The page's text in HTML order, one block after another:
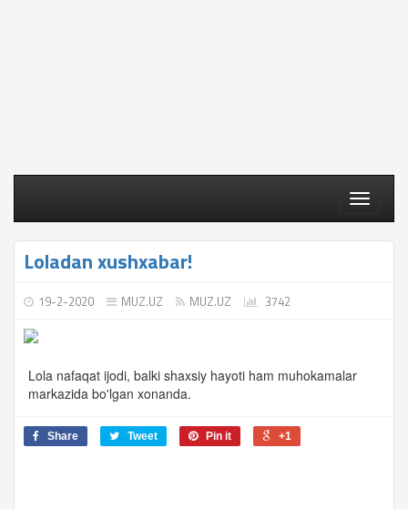
Toggle
Loladan xushxabar!
19-2-2020 MUZ.UZ MUZ.UZ 3742
Lola nafaqat ijodi, balki shaxsiy hayoti ham muhokamalar
markazida bo'lgan xonanda.
Share Tweet Pin it +1